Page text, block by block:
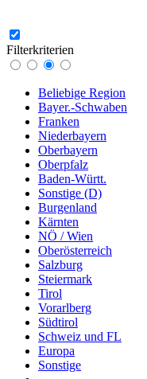
Filterkriterien
Beliebige Region
Bayer.-Schwaben
Franken
Niederbayern
Oberbayern
Oberpfalz
Baden-Württ.
Sonstige (D)
Burgenland
Kärnten
NÖ / Wien
Oberösterreich
Salzburg
Steiermark
Tirol
Vorarlberg
Südtirol
Schweiz und FL
Europa
Sonstige